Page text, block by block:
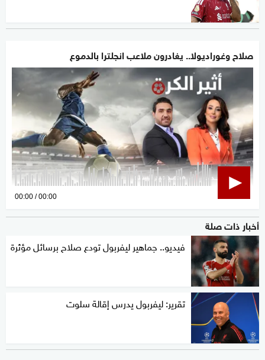
صلاح وغوراديولا.. يغادرون ملاعب انجلترا بالدموع
0
seconds
00:00 00:00
أخبار ذات صلة
فيديو.. جماهير ليفربول تودع صلاح برسائل مؤثرة
تقرير: ليفربول يدرس إقالة سلوت